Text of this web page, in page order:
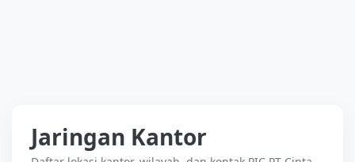
Jaringan Kantor